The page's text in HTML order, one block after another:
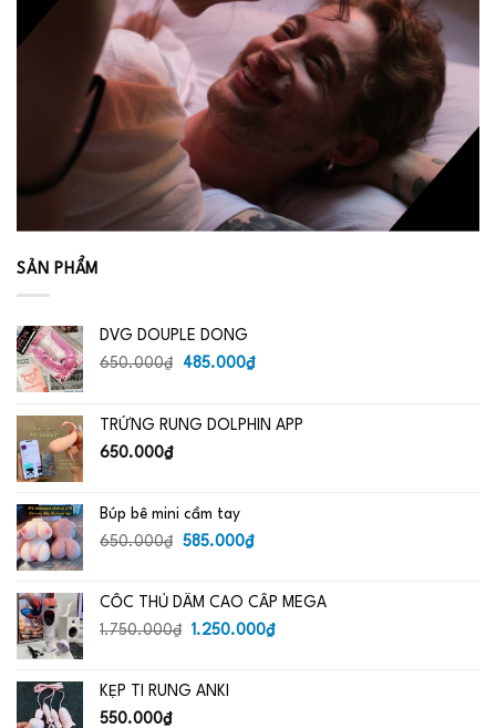
SẢN PHẨM
DVG DOUPLE DONG
650.000₫
Giá
650.000₫.
485.000₫Giá
là:
TRỨNG RUNG DOLPHIN APP
650.000₫
Búp bê mini cầm tay
650.000₫
Giá
650.000₫.
585.000₫Giá
là:
585.000₫.
CỐC THỦ DÂM CAO CẤP MEGA
1.750.000₫
Giá
1.750.000₫.
1.250.000₫Giá
KẸP TI RUNG ANKI
550.000₫